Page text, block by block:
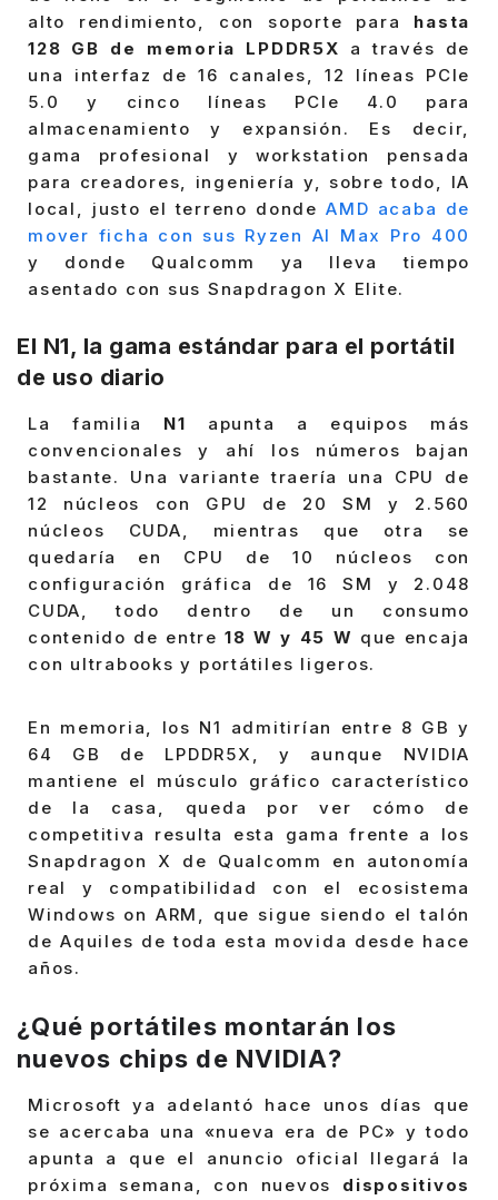
alto rendimiento, con soporte para hasta
128 GB de memoria LPDDR5X a través de
una interfaz de 16 canales, 12 líneas PCIe
5.0 y cinco líneas PCIe 4.0 para
almacenamiento y expansión. Es decir,
gama profesional y workstation pensada
para creadores, ingeniería y, sobre todo, IA
local, justo el terreno donde AMD acaba de
mover ficha con sus Ryzen AI Max Pro 400
y donde Qualcomm ya lleva tiempo
asentado con sus Snapdragon X Elite.
El N1, la gama estándar para el portátil
de uso diario
La familia N1 apunta a equipos más
convencionales y ahí los números bajan
bastante. Una variante traería una CPU de
12 núcleos con GPU de 20 SM y 2.560
núcleos CUDA, mientras que otra se
quedaría en CPU de 10 núcleos con
configuración gráfica de 16 SM y 2.048
CUDA, todo dentro de un consumo
contenido de entre18 W y 45 W que encaja
con ultrabooks y portátiles ligeros.
En memoria, los N1 admitirían entre 8 GB y
64 GB de LPDDR5X, y aunque NVIDIA
mantiene el músculo gráfico característico
de la casa, queda por ver cómo de
competitiva resulta esta gama frente a los
Snapdragon X de Qualcomm en autonomía
real y compatibilidad con el ecosistema
Windows on ARM, que sigue siendo el talón
de Aquiles de toda esta movida desde hace
años.
¿Qué portátiles montarán los
nuevos chips de NVIDIA?
Microsoft ya adelantó hace unos días que
se acercaba una «nueva era de PC» y todo
apunta a que el anuncio oficial llegará la
próxima semana, con nuevos dispositivos